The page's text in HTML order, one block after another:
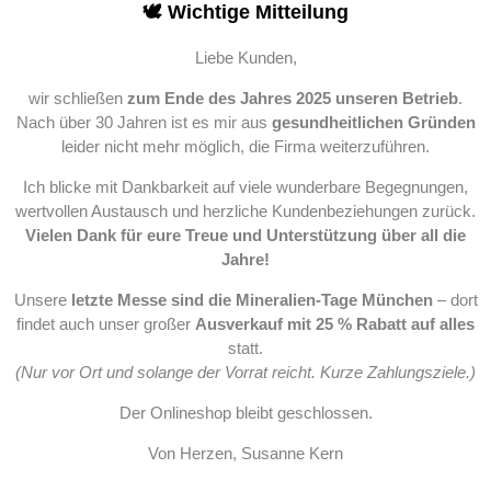
🕊️ Wichtige Mitteilung
Liebe Kunden,
wir schließen zum Ende des Jahres 2025 unseren Betrieb.
Nach über 30 Jahren ist es mir aus gesundheitlichen Gründen
leider nicht mehr möglich, die Firma weiterzuführen.
Ich blicke mit Dankbarkeit auf viele wunderbare Begegnungen,
wertvollen Austausch und herzliche Kundenbeziehungen zurück.
Vielen Dank für eure Treue und Unterstützung über all die
Jahre!
Unsere letzte Messe sind die Mineralien-Tage München– dort
findet auch unser großer Ausverkauf mit 25 % Rabatt auf alles
statt.
(Nur vor Ort und solange der Vorrat reicht. Kurze Zahlungsziele.)
Der Onlineshop bleibt geschlossen.
Von Herzen, Susanne Kern